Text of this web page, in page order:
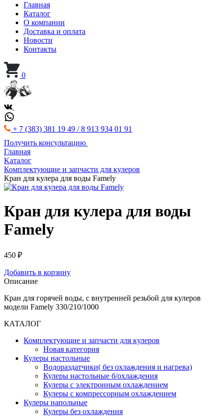
Главная
Каталог
О компании
Доставка и оплата
Новости
Контакты
0
+ 7 (383) 381 19 49 / 8 913 934 01 91
Получить консультацию
Главная
Kаталог
Комплектующие и запчасти для кулеров
Кран для кулера для воды Famely
Кран для кулера для воды
Famely
450 ₽
Добавить в корзину
Описание
Кран для горячей воды, c внутренней резьбой для кулеров
модели Famely 330/210/1000
КАТАЛОГ
Комплектующие и запчасти для кулеров
Новая категория
Кулеры настольные
Водораздатчики( без охлаждения и нагрева)
Кулеры настольные б/охлаждения
Кулеры с электронным охлаждением
Кулеры с компрессорным охлаждением
Кулеры напольные
Кулеры без охлаждения